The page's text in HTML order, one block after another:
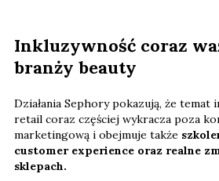
Inkluzywność coraz
branży beauty
Działania Sephory pokazują, że temat
retail coraz częściej wykracza poza
marketingową i obejmuje także
customer experience oraz realne
sklepach.